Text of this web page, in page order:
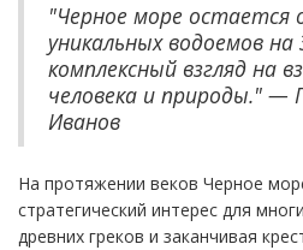
"Черное море остается
уникальных водоемов на
комплексный взгляд на
человека и природы." —
Иванов
На протяжении веков Черное
стратегический интерес для
древних греков и заканчивая